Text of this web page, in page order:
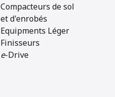
Compacteurs de sol
et d'enrobés
Equipments Léger
Finisseurs
e-Drive